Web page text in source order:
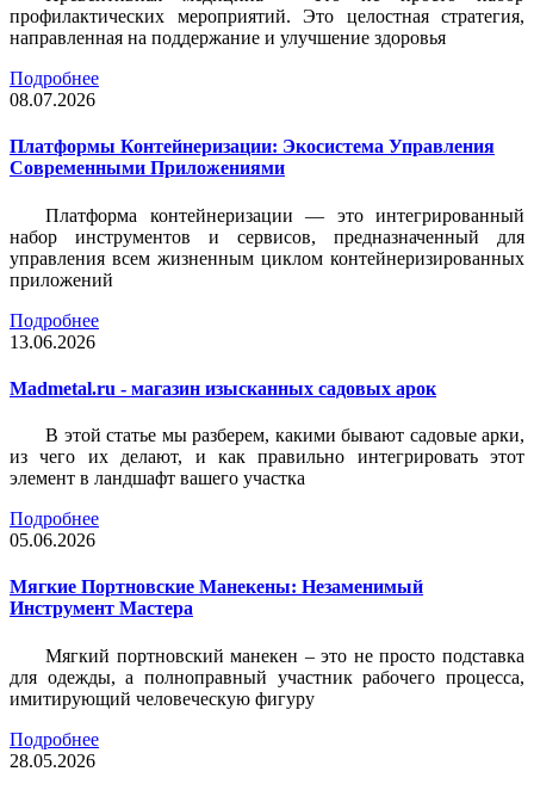
профилактических мероприятий. Это целостная стратегия,
направленная на поддержание и улучшение здоровья
Подробнее
08.07.2026
Платформы Контейнеризации: Экосистема Управления
Современными Приложениями
Платформа контейнеризации — это интегрированный
набор инструментов и сервисов, предназначенный для
управления всем жизненным циклом контейнеризированных
приложений
Подробнее
13.06.2026
Madmetal.ru - магазин изысканных садовых арок
В этой статье мы разберем, какими бывают садовые арки,
из чего их делают, и как правильно интегрировать этот
элемент в ландшафт вашего участка
Подробнее
05.06.2026
Мягкие Портновские Манекены: Незаменимый
Инструмент Мастера
Мягкий портновский манекен – это не просто подставка
для одежды, а полноправный участник рабочего процесса,
имитирующий человеческую фигуру
Подробнее
28.05.2026